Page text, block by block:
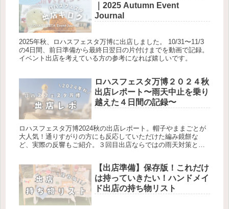
｜2025 Autumn Event
Journal
2025年秋、ロハスフェスタ万博に出店しました。 10/31〜11/3
の4日間、前日準備から最終日翌日の片付けまでを動画で記録。
イベント出店を考えている方の参考になれば嬉しいです。
ロハスフェスタ万博２０２４秋
出店レポート〜雨天中止を乗り
越えた４日間の記録〜
ロハスフェスタ万博2024秋の出店レポート。帽子やままごとが
大人気！通りすがりの方にも反応していただけた編み鏡餅な
ど、実際の反響もご紹介。３回目出店ならではの雨天対策と準
【出店準備】保存版！これだけ
は持っていきたい！ハンドメイ
ド出店の持ち物リスト